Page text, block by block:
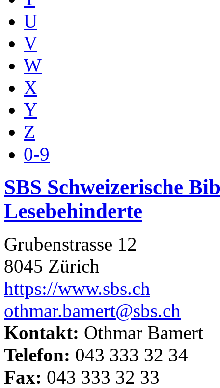
U
V
W
X
Y
Z
0-9
SBS Schweizerische
Lesebehinderte
Grubenstrasse 12
8045 Zürich
https://www.sbs.ch
othmar.bamert@sbs.ch
Kontakt: Othmar Bamert
Telefon: 043 333 32 34
Fax: 043 333 32 33